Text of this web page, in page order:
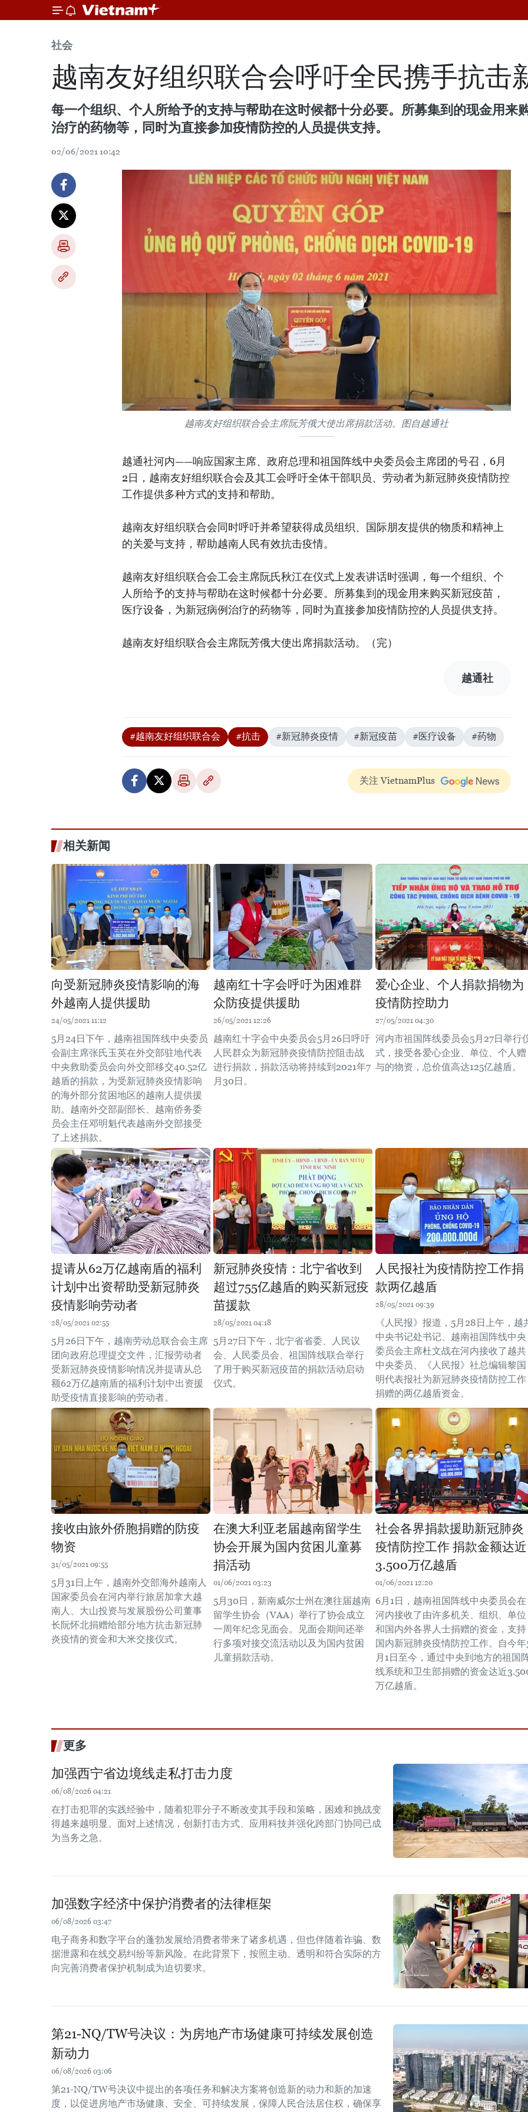
社会
越南友好组织联合会呼吁全民携手抗击
每一个组织、个人所给予的支持与帮助在这时候都十分必要。所募集到的现金用来
治疗的药物等，同时为直接参加疫情防控的人员提供支持。
02/06/2021 10:42
越南友好组织联合会主席阮芳俄大使出席捐款活动。图自越通社
越通社河内——响应国家主席、政府总理和祖国阵线中央委员会主席团的号召，6月
2日，越南友好组织联合会及其工会呼吁全体干部职员、劳动者为新冠肺炎疫情防控
工作提供多种方式的支持和帮助。
越南友好组织联合会同时呼吁并希望获得成员组织、国际朋友提供的物质和精神上
的关爱与支持，帮助越南人民有效抗击疫情。
越南友好组织联合会工会主席阮氏秋江在仪式上发表讲话时强调，每一个组织、个
人所给予的支持与帮助在这时候都十分必要。所募集到的现金用来购买新冠疫苗，
医疗设备，为新冠病例治疗的药物等，同时为直接参加疫情防控的人员提供支持。
越南友好组织联合会主席阮芳俄大使出席捐款活动。（完）
越通社
#越南友好组织联合会 #抗击 #新冠肺炎疫情 #新冠疫苗 #医疗设备 #药物
关注 VietnamPlus
相关新闻
向受新冠肺炎疫情影响的海
外越南人提供援助
24/05/2021 11:12
5月24日下午，越南祖国阵线中央委员
会副主席张氏玉英在外交部驻地代表
中央救助委员会向外交部移交40.52亿
越盾的捐款，为受新冠肺炎疫情影响
的海外部分贫困地区的越南人提供援
助。越南外交部副部长、越南侨务委
员会主任邓明魁代表越南外交部接受
了上述捐款。
越南红十字会呼吁为困难群
众防疫提供援助
26/05/2021 12:26
越南红十字会中央委员会5月26日呼吁
人民群众为新冠肺炎疫情防控阻击战
进行捐款，捐款活动将持续到2021年7
月30日。
爱心企业、个人捐款捐物为
疫情防控助力
27/05/2021 04:30
河内市祖国阵线委员会5月27日举行
式，接受各爱心企业、单位、个人赠
与的物资，总价值高达125亿越盾。
提请从62万亿越南盾的福利
计划中出资帮助受新冠肺炎
疫情影响劳动者
28/05/2021 02:55
5月26日下午，越南劳动总联合会主席
团向政府总理提交文件，汇报劳动者
受新冠肺炎疫情影响情况并提请从总
额62万亿越南盾的福利计划中出资援
助受疫情直接影响的劳动者。
新冠肺炎疫情：北宁省收到
超过755亿越盾的购买新冠疫
苗援款
28/05/2021 04:18
5月27日下午，北宁省省委、人民议
会、人民委员会、祖国阵线联合举行
了用于购买新冠疫苗的捐款活动启动
仪式。
人民报社为疫情防控工作捐
款两亿越盾
28/05/2021 09:39
《人民报》报道，5月28日上午，越
中央书记处书记、越南祖国阵线中央
委员会主席杜文战在河内接收了越共
中央委员、《人民报》社总编辑黎国
明代表报社为新冠肺炎疫情防控工作
捐赠的两亿越盾资金。
接收由旅外侨胞捐赠的防疫
物资
31/05/2021 09:55
5月31日上午，越南外交部海外越南人
国家委员会在河内举行旅居加拿大越
南人、大山投资与发展股份公司董事
长阮怀北捐赠给部分地方抗击新冠肺
炎疫情的资金和大米交接仪式。
在澳大利亚老届越南留学生
协会开展为国内贫困儿童募
捐活动
01/06/2021 03:23
5月30日，新南威尔士州在澳往届越南
留学生协会（VAA）举行了协会成立
一周年纪念见面会。见面会期间还举
行多项对接交流活动以及为国内贫困
儿童捐款活动。
社会各界捐款援助新冠肺炎
疫情防控工作 捐款金额达近
3.500万亿越盾
01/06/2021 12:20
6月1日，越南祖国阵线中央委员会在
河内接收了由许多机关、组织、单位
和国内外各界人士捐赠的资金，支持
国内新冠肺炎疫情防控工作。自今年
月1日至今，通过中央到地方的祖国
线系统和卫生部捐赠的资金达近
万亿越盾。
更多
加强西宁省边境线走私打击力度
06/08/2026 04:21
在打击犯罪的实践经验中，随着犯罪分子不断改变其手段和策略，困难和挑战变
得越来越明显。面对上述情况，创新打击方式、应用科技并强化跨部门协同已成
为当务之急。
加强数字经济中保护消费者的法律框架
06/08/2026 03:47
电子商务和数字平台的蓬勃发展给消费者带来了诸多机遇，但也伴随着诈骗、数
据泄露和在线交易纠纷等新风险。在此背景下，按照主动、透明和符合实际的方
向完善消费者保护机制成为迫切要求。
第21-NQ/TW号决议：为房地产市场健康可持续发展创造
新动力
06/08/2026 03:06
第21-NQ/TW号决议中提出的各项任务和解决方案将创造新的动力和新的加速
度，以促进房地产市场健康、安全、可持续发展，保障人民合法居住权，确保享